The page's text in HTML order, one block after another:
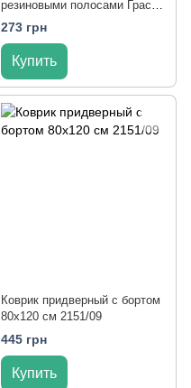
резиновыми полосами Грасс
2803/brown
273 грн
Купить
Коврик придверный с бортом
80x120 см 2151/09
445 грн
Купить